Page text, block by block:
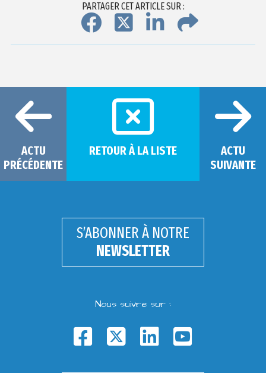
PARTAGER CET ARTICLE SUR :
ACTU
PRÉCÉDENTE
RETOUR À LA LISTE
ACTU
SUIVANTE
S’ABONNER À NOTRE
NEWSLETTER
Nous suivre sur :